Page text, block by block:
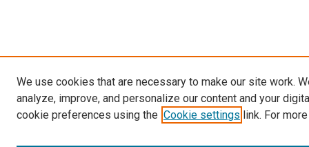
We use cookies that are necessary to make our site work.
analyze, improve, and personalize our content and your
cookie preferences using the Cookie settings link. For